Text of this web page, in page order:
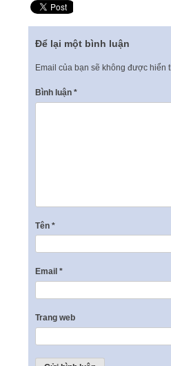
Để lại một bình luận
Email của bạn sẽ không được hiển
Bình luận *
Tên *
Email *
Trang web